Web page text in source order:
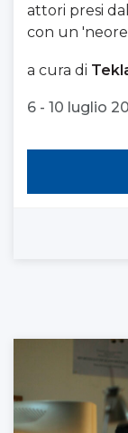
attori presi
con un
a cura di
6 - 10 luglio